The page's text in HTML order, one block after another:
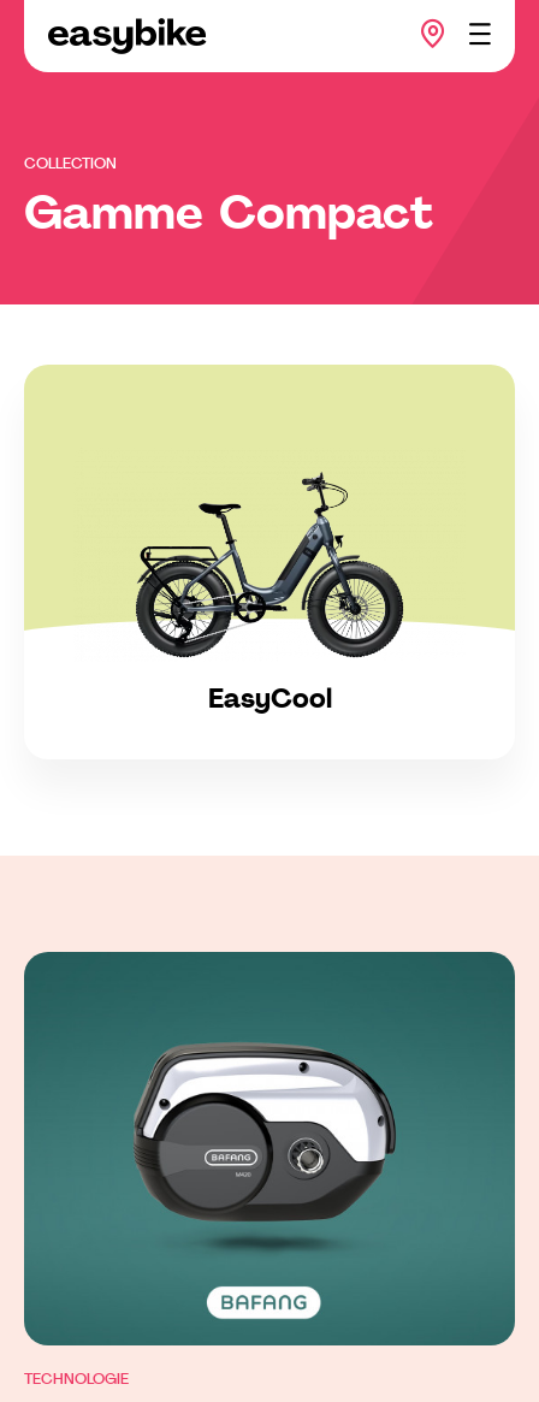
COLLECTION
Gamme Compact
EasyCool
TECHNOLOGIE